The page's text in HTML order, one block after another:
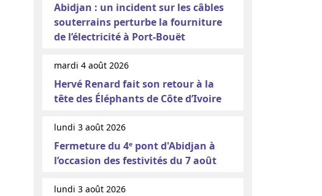
Abidjan : un incident sur les câbles
souterrains perturbe la fourniture
de l’électricité à Port-Bouët
mardi 4 août 2026
Hervé Renard fait son retour à la
tête des Éléphants de Côte d’Ivoire
lundi 3 août 2026
Fermeture du 4ᵉ pont d'Abidjan à
l’occasion des festivités du 7 août
lundi 3 août 2026